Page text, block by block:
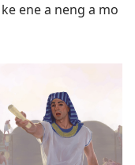
ene a neng a mo